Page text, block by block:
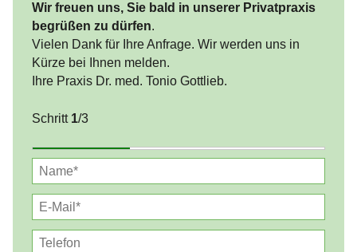
Wir freuen uns, Sie bald in unserer Privatpraxis
begrüßen zu dürfen.
Vielen Dank für Ihre Anfrage. Wir werden uns in
Kürze bei Ihnen melden.
Ihre Praxis Dr. med. Tonio Gottlieb.
Schritt 1/3